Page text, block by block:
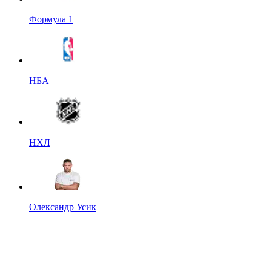
Формула 1
НБА
НХЛ
Олександр Усик